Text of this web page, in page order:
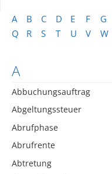
A B C D E F G
Q
R S T U V W
A
Abbuchungsauftrag
Abgeltungssteuer
Abrufphase
Abrufrente
Abtretung